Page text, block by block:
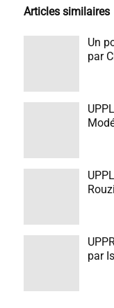
Articles similaires
Un
par
par